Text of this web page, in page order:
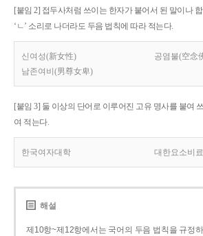
[붙임 2] 접두사처럼 쓰이는 한자가 붙어서 된 말이나
‘ㄴ’ 소리로 나더라도 두음 법칙에 따라 적는다.
신여성(新女性)
공염불(空念
남존여비(男尊女卑)
[붙임 3] 둘 이상의 단어로 이루어진 고유 명사를 붙여
여 적는다.
한국여자대학 대한요소비
해설
제10항~제12항에서는 국어의 두음 법칙을 규정